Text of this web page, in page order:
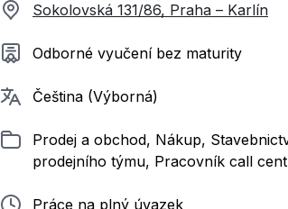
Sokolovská 131/86, Praha – Karlín
Požadované vzdělání
Odborné vyučení bez maturity
Požadované jazyky
Čeština (Výborná)
ZařazenoProdej a obchod, Nákup,
prodejního týmu, Pracovník call
Typ pracovního poměru
Práce na plný úvazek